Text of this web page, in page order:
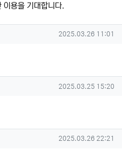
이용을 기대합니다.
작성일
2025.03.26 11:01
작성일
2025.03.25 15:20
글 작성일
2025.03.26 22:21